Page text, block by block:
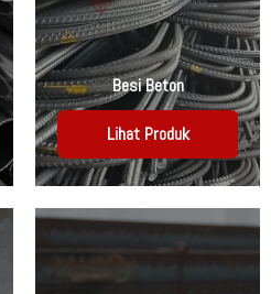
Besi Beton
Lihat Produk